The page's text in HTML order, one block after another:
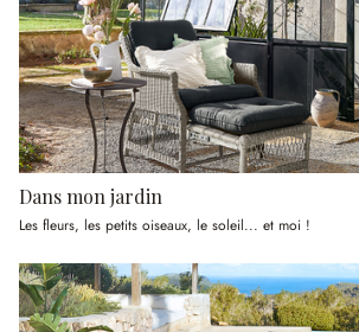
Dans mon jardin
Les fleurs, les petits oiseaux, le soleil... et moi !